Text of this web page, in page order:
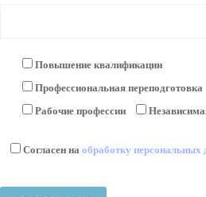
Повышение квалификации
Профессиональная переподготовка
Рабочие профессии
Согласен на обработку персональных